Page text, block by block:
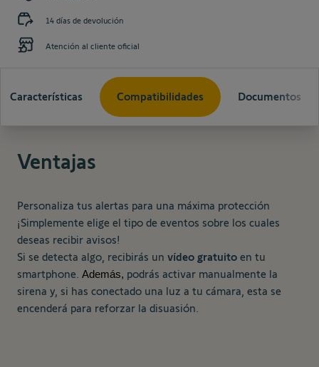
14 días de devolución
Atención al cliente oficial
Características Compatibilidades Documentos
Ventajas
Personaliza tus alertas para una máxima protección
¡Simplemente elige el tipo de eventos sobre los cuales
deseas recibir avisos!
Si se detecta algo, recibirás un vídeo gratuito en tu
smartphone. Además, podrás activar manualmente la
sirena y, si has conectado una luz a tu cámara, esta se
encenderá para reforzar la disuasión.